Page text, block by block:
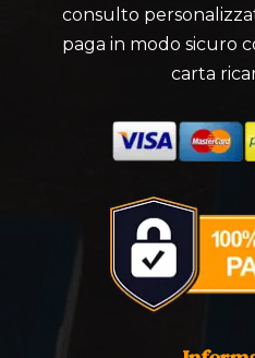
consulto
paga in modo sicuro
carta